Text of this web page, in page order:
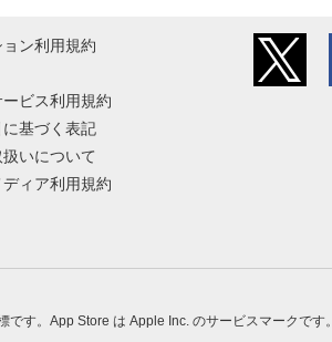
ン利用規約
ビス利用規約
基づく表記
いについて
ィア利用規約
す。App Store は Apple Inc. のサービスマークです。